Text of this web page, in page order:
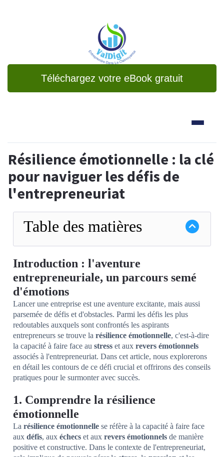
Téléchargez votre eBook gratuit
Résilience émotionnelle : la clé
pour naviguer les défis de
l'entrepreneuriat
Table des matières
Introduction : l'aventure
entrepreneuriale, un parcours semé
d'émotions
Lancer une entreprise est une aventure excitante, mais aussi
parsemée de défis et d'obstacles. Parmi les défis les plus
redoutables auxquels sont confrontés les aspirants
entrepreneurs se trouve la résilience émotionnelle, c'est-à-dire
la capacité à faire face au stress et aux revers émotionnels
associés à l'entrepreneuriat. Dans cet article, nous explorerons
en détail les contours de ce défi crucial et offrirons des conseils
pratiques pour le surmonter avec succès.
1. Comprendre la résilience
émotionnelle
La résilience émotionnelle se réfère à la capacité à faire face
aux défis, aux échecs et aux revers émotionnels de manière
positive et constructive. Dans le contexte de l'entrepreneuriat,